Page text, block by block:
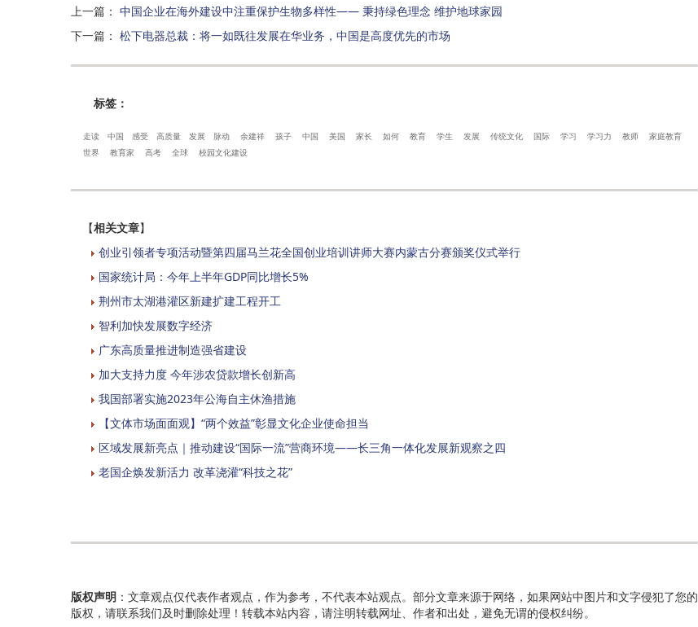
上一篇 ： 中国企业在海外建设中注重保护生物多样性—— 秉持绿色理念 维护地球家园
下一篇 ： 松下电器总裁：将一如既往发展在华业务，中国是高度优先的市场
标签：
走读 中国 感受 高质量 发展 脉动 余建祥 孩子 中国 美国 家长 如何 教育 学生 发展 传统文化 国际 学习 学习力 教师
家庭教育
世界
教育家 高考 全球 校园文化建设
【相关文章】
创业引领者专项活动暨第四届马兰花全国创业培训讲师大赛内蒙古分赛颁奖仪式举行
国家统计局：今年上半年GDP同比增长5%
荆州市太湖港灌区新建扩建工程开工
智利加快发展数字经济
广东高质量推进制造强省建设
加大支持力度 今年涉农贷款增长创新高
我国部署实施2023年公海自主休渔措施
【文体市场面面观】“两个效益”彰显文化企业使命担当
区域发展新亮点｜推动建设“国际一流”营商环境——长三角一体化发展新观察之四
老国企焕发新活力 改革浇灌“科技之花”
版权声明 ：文章观点仅代表作者观点，作为参考，不代表本站观点。部分文章来源于网络，如果网站中图片和文字侵犯了您的
版权，请联系我们及时删除处理！转载本站内容，请注明转载网址、作者和出处，避免无谓的侵权纠纷。